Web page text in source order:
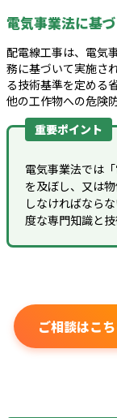
電気事業法に基
配電線工事は、電気
務に基づいて実施さ
る技術基準を定める
他の工作物への危険
重要ポイント
電気事業法では
を及ぼし、又は
しなければなら
度な専門知識と技
ご相談はこ